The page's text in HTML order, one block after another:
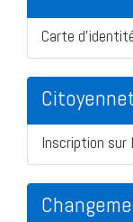
Carte
Inscription sur